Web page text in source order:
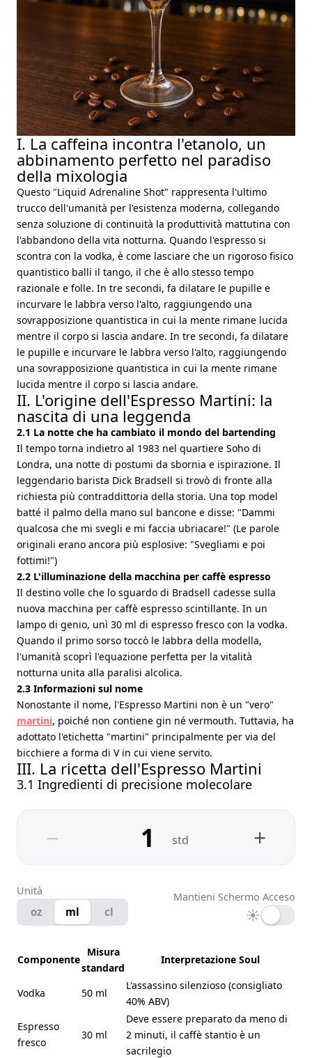
I. La caffeina incontra l'etanolo, un
abbinamento perfetto nel paradiso
della mixologia
Questo "Liquid Adrenaline Shot" rappresenta l'ultimo
trucco dell'umanità per l'esistenza moderna, collegando
senza soluzione di continuità la produttività mattutina con
l'abbandono della vita notturna. Quando l'espresso si
scontra con la vodka, è come lasciare che un rigoroso fisico
quantistico balli il tango, il che è allo stesso tempo
razionale e folle. In tre secondi, fa dilatare le pupille e
incurvare le labbra verso l'alto, raggiungendo una
sovrapposizione quantistica in cui la mente rimane lucida
mentre il corpo si lascia andare. In tre secondi, fa dilatare
le pupille e incurvare le labbra verso l'alto, raggiungendo
una sovrapposizione quantistica in cui la mente rimane
lucida mentre il corpo si lascia andare.
II. L'origine dell'Espresso Martini: la
nascita di una leggenda
2.1 La notte che ha cambiato il mondo del bartending
Il tempo torna indietro al 1983 nel quartiere Soho di
Londra, una notte di postumi da sbornia e ispirazione. Il
leggendario barista Dick Bradsell si trovò di fronte alla
richiesta più contraddittoria della storia. Una top model
batté il palmo della mano sul bancone e disse: "Dammi
qualcosa che mi svegli e mi faccia ubriacare!" (Le parole
originali erano ancora più esplosive: "Svegliami e poi
fottimi!")
2.2 L'illuminazione della macchina per caffè espresso
Il destino volle che lo sguardo di Bradsell cadesse sulla
nuova macchina per caffè espresso scintillante. In un
lampo di genio, unì 30 ml di espresso fresco con la vodka.
Quando il primo sorso toccò le labbra della modella,
l'umanità scoprì l'equazione perfetta per la vitalità
notturna unita alla paralisi alcolica.
2.3 Informazioni sul nome
Nonostante il nome, l'Espresso Martini non è un "vero"
martini, poiché non contiene gin né vermouth. Tuttavia, ha
adottato l'etichetta "martini" principalmente per via del
bicchiere a forma di V in cui viene servito.
III. La ricetta dell'Espresso Martini
3.1 Ingredienti di precisione molecolare
− std +
Unità
oz ml cl
Mantieni Schermo Acceso
☀
Componente
Misura
standard
Interpretazione Soul
Vodka 50 ml
L'assassino silenzioso (consigliato
40% ABV)
Espresso
fresco
30 ml
Deve essere preparato da meno di
2 minuti, il caffè stantio è un
sacrilegio